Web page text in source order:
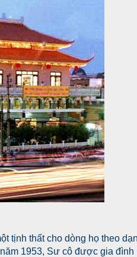
tịnh thất cho dòng họ theo
1953, Sư cô được gia đình